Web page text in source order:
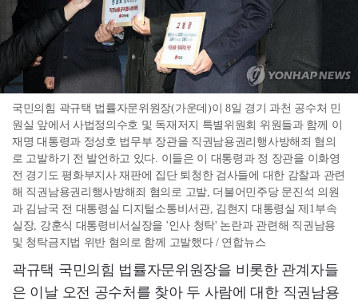
국민의힘 곽규택 법률자문위원장(가운데)이 8일 경기 과천 공수처 민
원실 앞에서 사법정의수호 및 독재저지 특별위원회 위원들과 함께 이
재명 대통령과 정성호 법무부 장관을 직권남용권리행사방해죄 혐의
로 고발하기 전 발언하고 있다. 이들은 이 대통령과 정 장관을 이화영
전 경기도 평화부지사 재판에 집단 퇴청한 검사들에 대한 감찰과 관련
해 직권남용권리행사방해죄 혐의로 고발, 더불어민주당 문진석 의원
과 김남국 전 대통령실 디지털소통비서관, 김현지 대통령실 제1부속
실장, 강훈식 대통령비서실장을 '인사 청탁' 논란과 관련해 직권남용
및 청탁금지법 위반 혐의로 함께 고발했다 / 연합뉴스
곽규택 국민의힘 법률자문위원장을 비롯한 관계자들
은 이날 오전 공수처를 찾아 두 사람에 대한 직권남용